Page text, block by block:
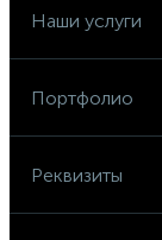
Наши услуги
Портфолио
Реквизиты